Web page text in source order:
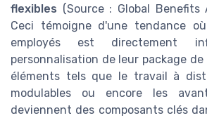
flexibles (Source : Global Benefits
Ceci témoigne d'une tendance
employés est directement
personnalisation de leur package
éléments tels que le travail à
modulables ou encore les
deviennent des composants clés